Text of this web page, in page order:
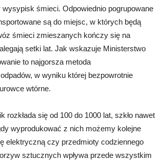
śmieci. Odpowiednio pogrupowane
są do miejsc, w których będą
śmieci zmieszanych kończy się na
setki lat. Jak wskazuje Ministerstwo
to najgorsza metoda
w wyniku której bezpowrotnie
wtórne.
rozkłada się od 100 do 1000 lat, szkło nawet
wyprodukować z nich możemy kolejne
elektryczną czy przedmioty codziennego
sztucznych wpływa przede wszystkim